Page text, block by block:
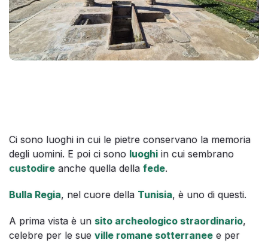
Ci sono luoghi in cui le pietre conservano la memoria
degli uomini. E poi ci sono luoghi in cui sembrano
custodire anche quella della fede.
Bulla Regia, nel cuore della Tunisia, è uno di questi.
A prima vista è un sito archeologico straordinario,
celebre per le sue ville romane sotterranee e per